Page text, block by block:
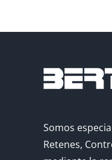
Somos
Retenes,